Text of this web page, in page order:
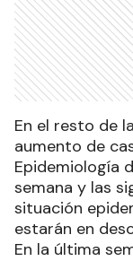
En el resto de
aumento de
Epidemiología
semana y las
situación
estarán en
En la última